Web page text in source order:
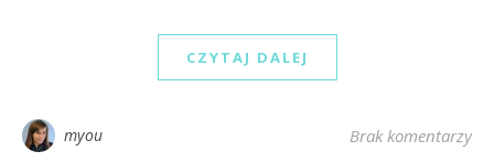
CZYTAJ DALEJ
myou Brak komentarzy